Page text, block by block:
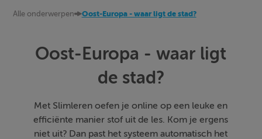
Alle onderwerpen Oost-Europa - waar ligt de stad?
Oost-Europa - waar ligt
de stad?
Met Slimleren oefen je online op een leuke en
efficiënte manier stof uit de les. Kom je ergens
niet uit? Dan past het systeem automatisch het